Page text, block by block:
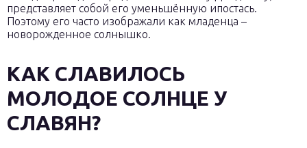
представляет собой его уменьшённую ипостась.
Поэтому его часто изображали как младенца –
новорожденное солнышко.
КАК СЛАВИЛОСЬ
МОЛОДОЕ СОЛНЦЕ У
СЛАВЯН?